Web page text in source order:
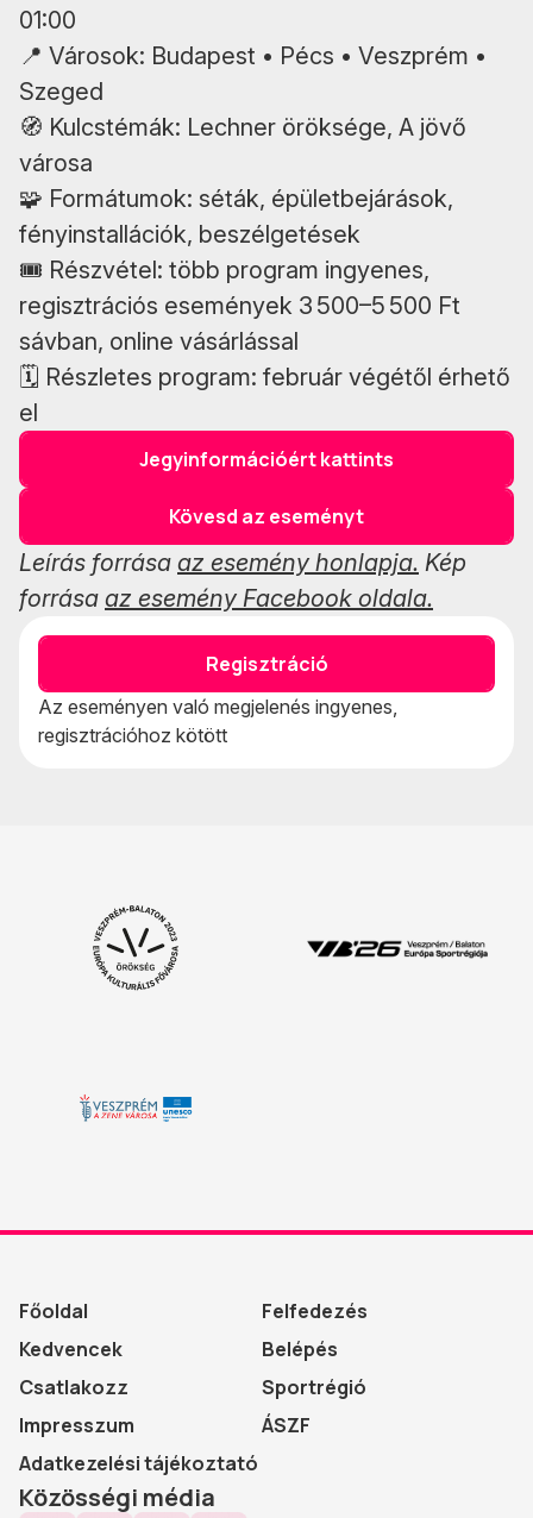
01:00
📍 Városok: Budapest • Pécs • Veszprém •
Szeged
🧭 Kulcstémák: Lechner öröksége, A jövő
városa
🧩 Formátumok: séták, épületbejárások,
fényinstallációk, beszélgetések
🎟️ Részvétel: több program ingyenes,
regisztrációs események 3 500–5 500 Ft
sávban, online vásárlással
🗓️ Részletes program: február végétől érhető
el
Jegyinformációért kattints
Kövesd az eseményt
Leírás forrása az esemény honlapja. Kép
forrása az esemény Facebook oldala.
Regisztráció
Az eseményen való megjelenés ingyenes,
regisztrációhoz kötött
Főoldal
Felfedezés
Kedvencek
Belépés
Csatlakozz
Sportrégió
Impresszum
ÁSZF
Adatkezelési tájékoztató
Közösségi média